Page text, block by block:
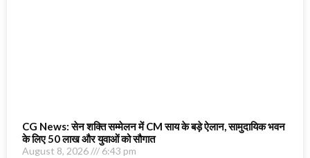
CG News: सेन शक्ति सम्मेलन में CM साय के बड़े ऐलान, सामुदायिक भवन
के लिए 50 लाख और युवाओं को सौगात
August 8, 2026 6:43 pm